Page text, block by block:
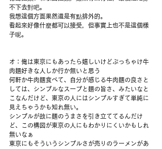
不下去對吧。
我想這個方面果然還是有點排外的。
看起來好像什麼都可以接受，但事實上也不是這個樣
子呢。
オ：俺は東京にもあったら嬉しいけどぶっちゃけ牛
肉麺好きな人しか行か無いと思う
何軒か牛肉麺食べて、自分が感じる牛肉麺の良さと
しては、シンプルなスープと麺の旨さ、みたいなと
こなんだけど、東京の人にはシンプルすぎて単純に
見えちゃうかも知れ無い。
シンプルが故に麺のうまさを引き立ててるんだけ
ど、この構図が東京の人にもわかりにくいかもしれ
無いなぁ
東京にもそういうシンプルさが売りのラーメンがあ